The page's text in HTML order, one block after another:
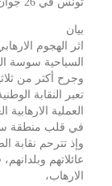
بيان
اثر الهجوم
وجرح أكثر من
تعبر النقابة
العملية
في قلب منطقة
وإذ تترحم نقابة
عائلاتهم
الارهاب،